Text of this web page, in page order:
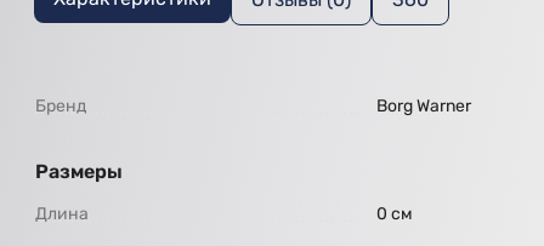
Бренд Borg Warner
Размеры
Длина 0 см